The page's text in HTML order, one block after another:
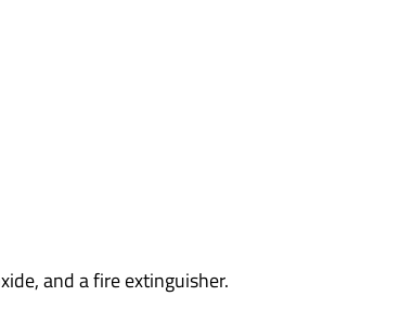
and a fire extinguisher.